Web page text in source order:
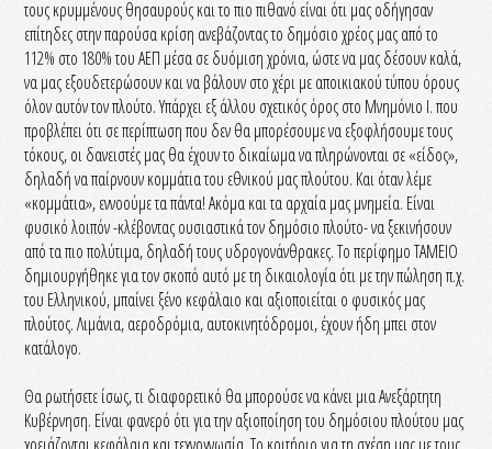
τους κρυμμένους θησαυρούς και το πιο πιθανό είναι ότι μας οδήγησαν
επίτηδες στην παρούσα κρίση ανεβάζοντας το δημόσιο χρέος μας από το
112% στο 180% του ΑΕΠ μέσα σε δυόμιση χρόνια, ώστε να μας δέσουν καλά,
να μας εξουδετερώσουν και να βάλουν στο χέρι με αποικιακού τύπου όρους
όλον αυτόν τον πλούτο. Υπάρχει εξ άλλου σχετικός όρος στο Μνημόνιο Ι. που
προβλέπει ότι σε περίπτωση που δεν θα μπορέσουμε να εξοφλήσουμε τους
τόκους, οι δανειστές μας θα έχουν το δικαίωμα να πληρώνονται σε «είδος»,
δηλαδή να παίρνουν κομμάτια του εθνικού μας πλούτου. Και όταν λέμε
«κομμάτια», εννοούμε τα πάντα! Ακόμα και τα αρχαία μας μνημεία. Είναι
φυσικό λοιπόν -κλέβοντας ουσιαστικά τον δημόσιο πλούτο- να ξεκινήσουν
από τα πιο πολύτιμα, δηλαδή τους υδρογονάνθρακες. Το περίφημο ΤΑΜΕΙΟ
δημιουργήθηκε για τον σκοπό αυτό με τη δικαιολογία ότι με την πώληση π.χ.
του Ελληνικού, μπαίνει ξένο κεφάλαιο και αξιοποιείται ο φυσικός μας
πλούτος. Λιμάνια, αεροδρόμια, αυτοκινητόδρομοι, έχουν ήδη μπει στον
κατάλογο.
Θα ρωτήσετε ίσως, τι διαφορετικό θα μπορούσε να κάνει μια Ανεξάρτητη
Κυβέρνηση. Είναι φανερό ότι για την αξιοποίηση του δημόσιου πλούτου μας